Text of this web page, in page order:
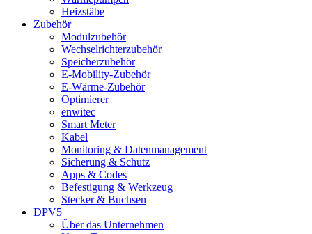
Heizstäbe
Zubehör
Modulzubehör
Wechselrichterzubehör
Speicherzubehör
E-Mobility-Zubehör
E-Wärme-Zubehör
Optimierer
enwitec
Smart Meter
Kabel
Monitoring & Datenmanagement
Sicherung & Schutz
Apps & Codes
Befestigung & Werkzeug
Stecker & Buchsen
DPV5
Über das Unternehmen